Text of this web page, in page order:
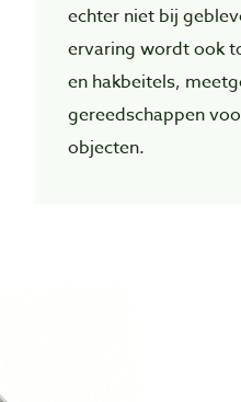
echter niet bij
ervaring wordt ook
en hakbeitels,
gereedschappen
objecten.